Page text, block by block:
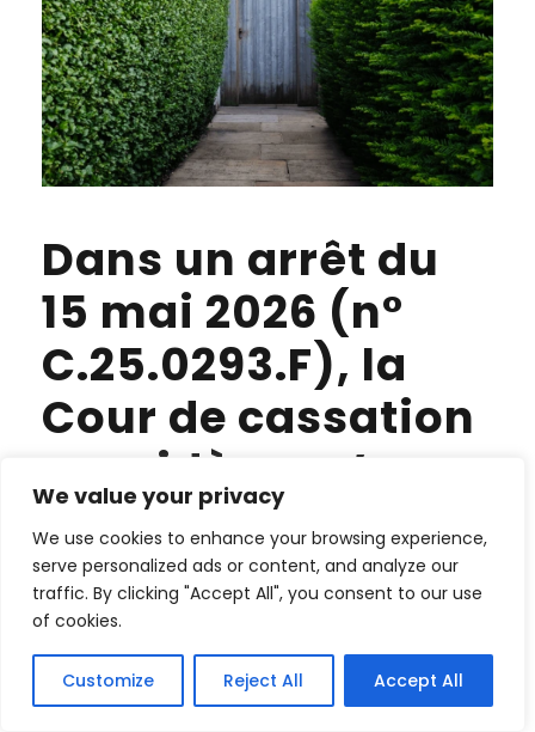
We value your privacy
We use cookies to enhance your browsing experience,
serve personalized ads or content, and analyze our
traffic. By clicking "Accept All", you consent to our use
of cookies.
Customize Reject All Accept All
Dans un arrêt du
15 mai 2026 (n°
C.25.0293.F), la
Cour de cassation
considère qu’une
servitude de
passage
conventionnelle
peut être assortie